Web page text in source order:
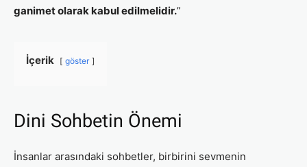
ganimet olarak kabul edilmelidir.”
İçerik göster
Dini Sohbetin Önemi
İnsanlar arasındaki sohbetler, birbirini sevmenin